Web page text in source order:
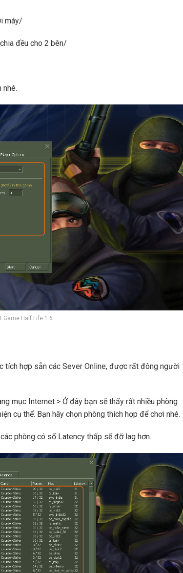
máy/
đều cho 2 bên/
nhé.
Game Half Life 1.6
tích hợp sẵn các Sever Online, được rất đông người
mục Internet > Ở đây bạn sẽ thấy rất nhiều phòng
cụ thể. Bạn hãy chọn phòng thích hợp để chơi nhé.
phòng có số Latency thấp sẽ đỡ lag hơn.